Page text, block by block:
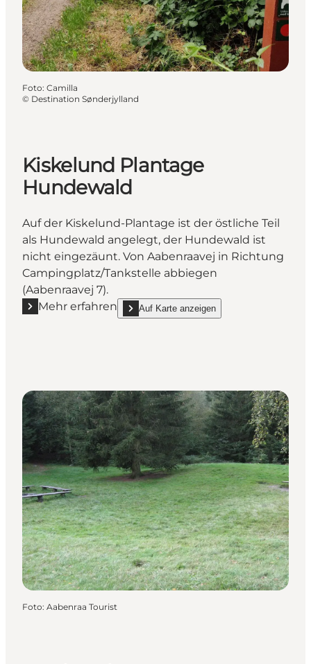
Foto: Camilla
© Destination Sønderjylland
Kiskelund Plantage
Hundewald
Auf der Kiskelund-Plantage ist der östliche Teil
als Hundewald angelegt, der Hundewald ist
nicht eingezäunt. Von Aabenraavej in Richtung
Campingplatz/Tankstelle abbiegen
(Aabenraavej 7).
Mehr erfahren
Mehr erfahren "Kiskelund Plantage Hundewald"
Auf Karte anzeigen
show Kiskelund Plantage Hundewald on_map
Foto: Aabenraa Tourist